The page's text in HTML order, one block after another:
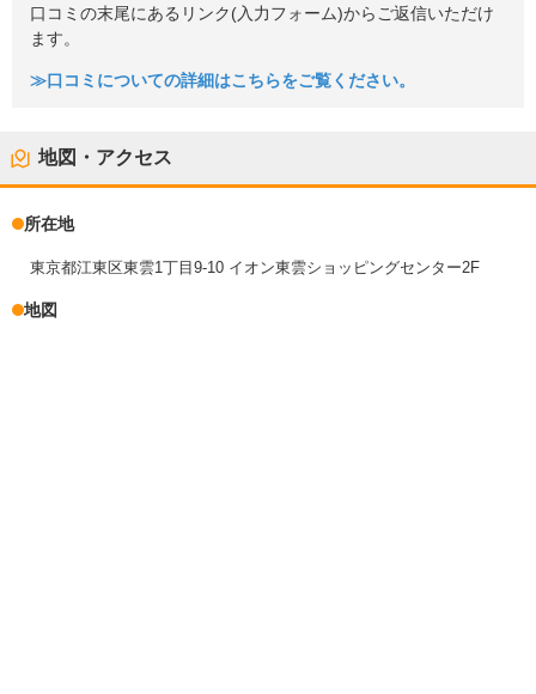
口コミの末尾にあるリンク(入力フォーム)からご返信いただけ
ます。
≫口コミについての詳細はこちらをご覧ください。
地図・アクセス
所在地
東京都江東区東雲1丁目9-10 イオン東雲ショッピングセンター2F
地図